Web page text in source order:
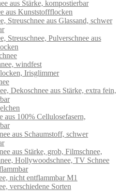
aus Stärke, kompostierbar
aus Kunststoffflocken
Streuschnee aus Glassand, schwer
Streuschnee, Pulverschnee aus
windfest
Irisglimmer
Dekoschnee aus Stärke, extra fein,
aus 100% Cellulosefasern,
aus Schaumstoff, schwer
aus Stärke, grob, Filmschnee,
Hollywoodschnee, TV Schnee
nicht entflammbar M1
verschiedene Sorten